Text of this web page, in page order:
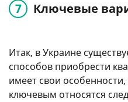
Ключевые
Итак, в Украине
способов приобрести
имеет свои
ключевым относятся